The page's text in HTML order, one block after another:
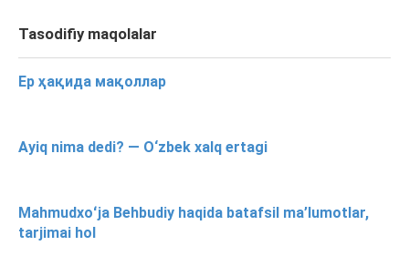
Tasodifiy maqolalar
Ер ҳақида мақоллар
Ayiq nima dedi? — O‘zbek xalq ertagi
Mahmudxoʻja Behbudiy haqida batafsil ma’lumotlar,
tarjimai hol